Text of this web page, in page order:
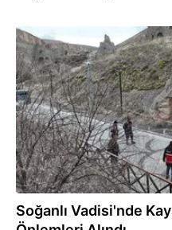
21.03.2026
Soğanlı Vadisi'nde